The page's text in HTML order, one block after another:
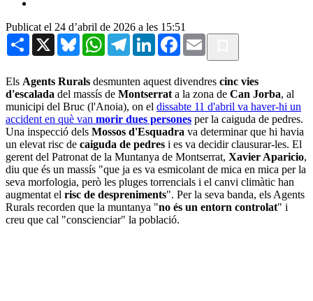
Publicat el 24 d’abril de 2026 a les 15:51
Share X BlueskyWhatsAppTelegramLinkedInFacebook
Email
Els Agents Rurals desmunten aquest divendres cinc vies
d'escalada del massís de Montserrat a la zona de Can Jorba, al
municipi del Bruc (l'Anoia), on el dissabte 11 d'abril va haver-hi un
accident en què van morir dues persones per la caiguda de pedres.
Una inspecció dels Mossos d'Esquadra va determinar que hi havia
un elevat risc de caiguda de pedres i es va decidir clausurar-les. El
gerent del Patronat de la Muntanya de Montserrat, Xavier Aparicio,
diu que és un massís "que ja es va esmicolant de mica en mica per la
seva morfologia, però les pluges torrencials i el canvi climàtic han
augmentat el risc de despreniments". Per la seva banda, els Agents
Rurals recorden que la muntanya "no és un entorn controlat" i
creu que cal "conscienciar" la població.